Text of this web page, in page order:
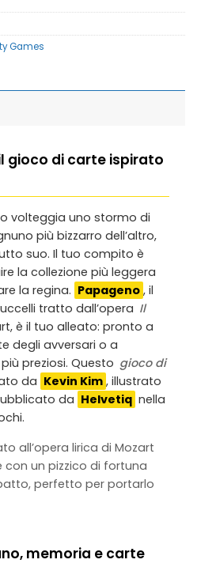
Games
gioco di carte ispirato
volteggia uno stormo di
più bizzarro dell’altro,
suo. Il tuo compito è
la collezione più leggera
la regina. Papageno , il
tratto dall’opera Il
è il tuo alleato: pronto a
degli avversari o a
preziosi. Questo gioco di
da Kevin Kim , illustrato
da Helvetiq nella
all’opera lirica di Mozart
un pizzico di fortuna
perfetto per portarlo
memoria e carte